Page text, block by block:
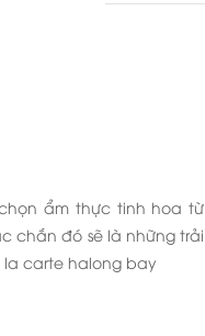
ẩm thực tinh hoa từ
chắn đó sẽ là những trải
la carte halong bay